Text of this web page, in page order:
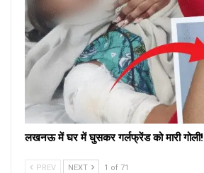
लखनऊ में घर में घुसकर गर्लफ्रेंड को मारी गोली!
PREV NEXT 1 of 71